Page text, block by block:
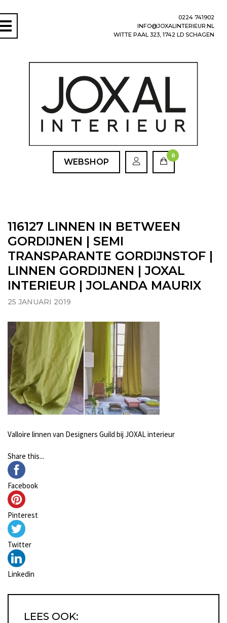
0224 741902
INFO@JOXALINTERIEUR.NL
WITTE PAAL 323, 1742 LD SCHAGEN
WEBSHOP
0
116127 LINNEN IN BETWEEN
GORDIJNEN | SEMI
TRANSPARANTE GORDIJNSTOF |
LINNEN GORDIJNEN | JOXAL
INTERIEUR | JOLANDA MAURIX
25 JANUARI 2019
Valloire linnen van Designers Guild bij JOXAL interieur
Share this...
Facebook
Pinterest
Twitter
Linkedin
LEES OOK: